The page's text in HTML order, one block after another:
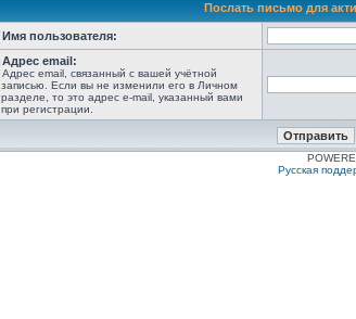
Послать письмо для
Имя пользователя:
Адрес email:
Адрес email, связанный с вашей учётной
записью. Если вы не изменили его в Личном
разделе, то это адрес e-mail, указанный вами
при регистрации.
Русская